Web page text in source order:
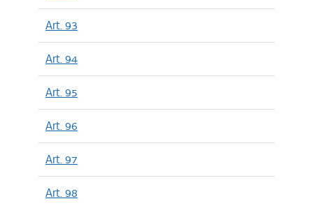
Art. 93
Art. 94
Art. 95
Art. 96
Art. 97
Art. 98